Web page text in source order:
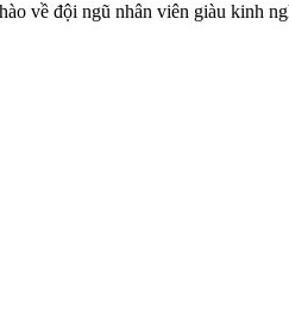
về đội ngũ nhân viên giàu kinh